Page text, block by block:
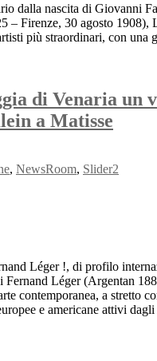
dalla nascita di Giovanni
– Firenze, 30 agosto 1908),
più straordinari, con una
di Venaria un
a Matisse
, NewsRoom, Slider2
Léger !, di profilo
Fernand Léger (Argentan
contemporanea, a stretto
e americane attivi